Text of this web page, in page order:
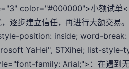
color="#000000">小额试单
逐步建立信任，再进行大额交
position: inside; word-break:
YaHei", STXihei; list-style-
family: Arial;">：在遇到无